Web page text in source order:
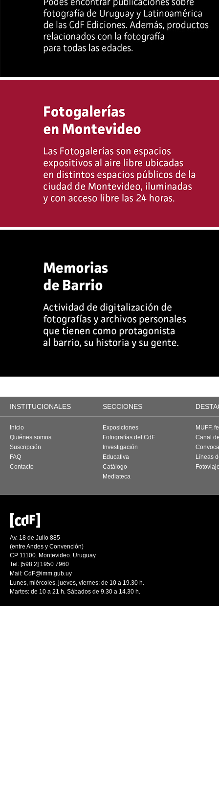
INSTITUCIONALES SECCIONES
Inicio
Quiénes somos
Suscripción
FAQ
Contacto
Exposiciones
Fotografías del CdF
Investigación
Educativa
Catálogo
Mediateca
MUFF,
Canal
Líneas
Av. 18 de Julio 885
(entre Andes y Convención)
CP 11100. Montevideo. Uruguay
Tel: [598 2] 1950 7960
Mail: CdF@imm.gub.uy
Lunes, miércoles, jueves, viernes: de 10 a 19.30 h.
Martes: de 10 a 21 h. Sábados de 9.30 a 14.30 h.